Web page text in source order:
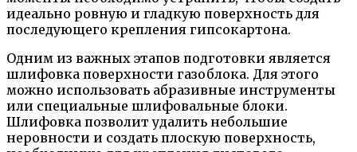
идеально ровную и гладкую поверхность для
последующего крепления гипсокартона.
Одним из важных этапов подготовки является
шлифовка поверхности газоблока. Для этого
можно использовать абразивные инструменты
или специальные шлифовальные блоки.
Шлифовка позволит удалить небольшие
неровности и создать плоскую поверхность,